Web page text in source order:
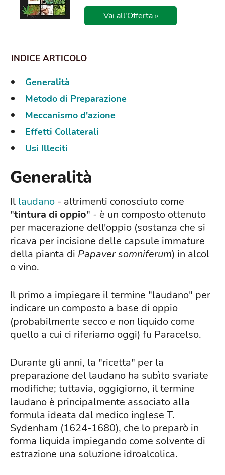
Vai all'Offerta »
Generalità
Metodo di Preparazione
Meccanismo d'azione
Effetti Collaterali
Usi Illeciti
Generalità
Il laudano - altrimenti conosciuto come
"tintura di oppio" - è un composto ottenuto
per macerazione dell'oppio (sostanza che si
ricava per incisione delle capsule immature
della pianta di Papaver somniferum) in alcol
o vino.
Il primo a impiegare il termine "laudano" per
indicare un composto a base di oppio
(probabilmente secco e non liquido come
quello a cui ci riferiamo oggi) fu Paracelso.
Durante gli anni, la "ricetta" per la
preparazione del laudano ha subìto svariate
modifiche; tuttavia, oggigiorno, il termine
laudano è principalmente associato alla
formula ideata dal medico inglese T.
Sydenham (1624-1680), che lo preparò in
forma liquida impiegando come solvente di
estrazione una soluzione idroalcolica.